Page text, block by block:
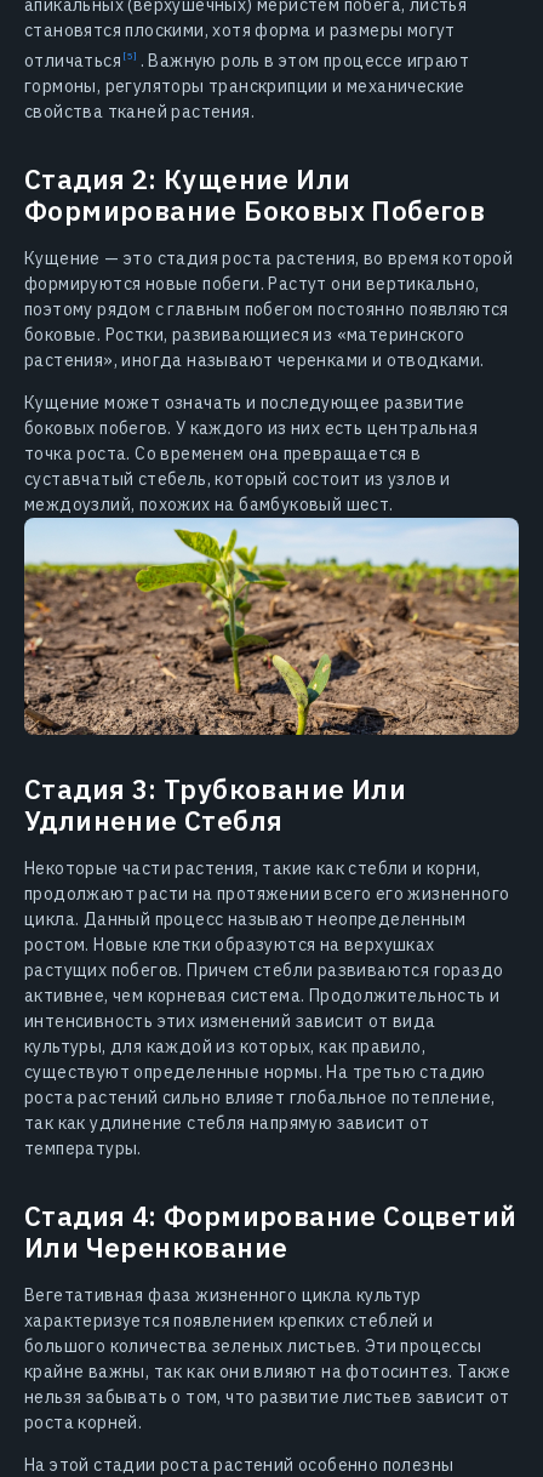
апикальных (верхушечных) меристем побега, листья
становятся плоскими, хотя форма и размеры могут
отличаться
. Важную роль в этом процессе играют
гормоны, регуляторы транскрипции и механические
свойства тканей растения.
Стадия 2: Кущение Или
Формирование Боковых Побегов
Кущение — это стадия роста растения, во время которой
формируются новые побеги. Растут они вертикально,
поэтому рядом с главным побегом постоянно появляются
боковые. Ростки, развивающиеся из «материнского
растения», иногда называют черенками и отводками.
Кущение может означать и последующее развитие
боковых побегов. У каждого из них есть центральная
точка роста. Со временем она превращается в
суставчатый стебель, который состоит из узлов и
междоузлий, похожих на бамбуковый шест.
Стадия 3: Трубкование Или
Удлинение Стебля
Некоторые части растения, такие как стебли и корни,
продолжают расти на протяжении всего его жизненного
цикла. Данный процесс называют неопределенным
ростом. Новые клетки образуются на верхушках
растущих побегов. Причем стебли развиваются гораздо
активнее, чем корневая система. Продолжительность и
интенсивность этих изменений зависит от вида
культуры, для каждой из которых, как правило,
существуют определенные нормы. На третью стадию
роста растений сильно влияет глобальное потепление,
так как удлинение стебля напрямую зависит от
температуры.
Стадия 4: Формирование Соцветий
Или Черенкование
Вегетативная фаза жизненного цикла культур
характеризуется появлением крепких стеблей и
большого количества зеленых листьев. Эти процессы
крайне важны, так как они влияют на фотосинтез. Также
нельзя забывать о том, что развитие листьев зависит от
роста корней.
На этой стадии роста растений особенно полезны